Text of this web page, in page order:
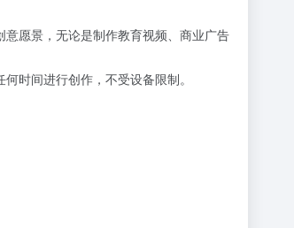
愿景，无论是制作教育视频、商业广告
时间进行创作，不受设备限制。